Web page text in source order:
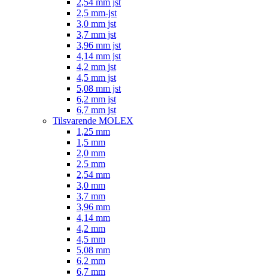
2,54 mm jst
2,5 mm-jst
3,0 mm jst
3,7 mm jst
3,96 mm jst
4,14 mm jst
4,2 mm jst
4,5 mm jst
5,08 mm jst
6,2 mm jst
6,7 mm jst
Tilsvarende MOLEX
1,25 mm
1,5 mm
2,0 mm
2,5 mm
2,54 mm
3,0 mm
3,7 mm
3,96 mm
4,14 mm
4,2 mm
4,5 mm
5,08 mm
6,2 mm
6,7 mm